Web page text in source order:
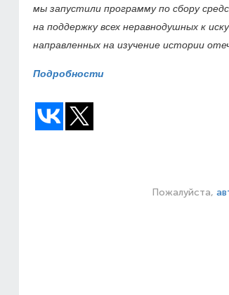
мы запустили программу по сбору
на поддержку всех неравнодушных к
направленных на изучение истории
Подробности
Пожалуйста,